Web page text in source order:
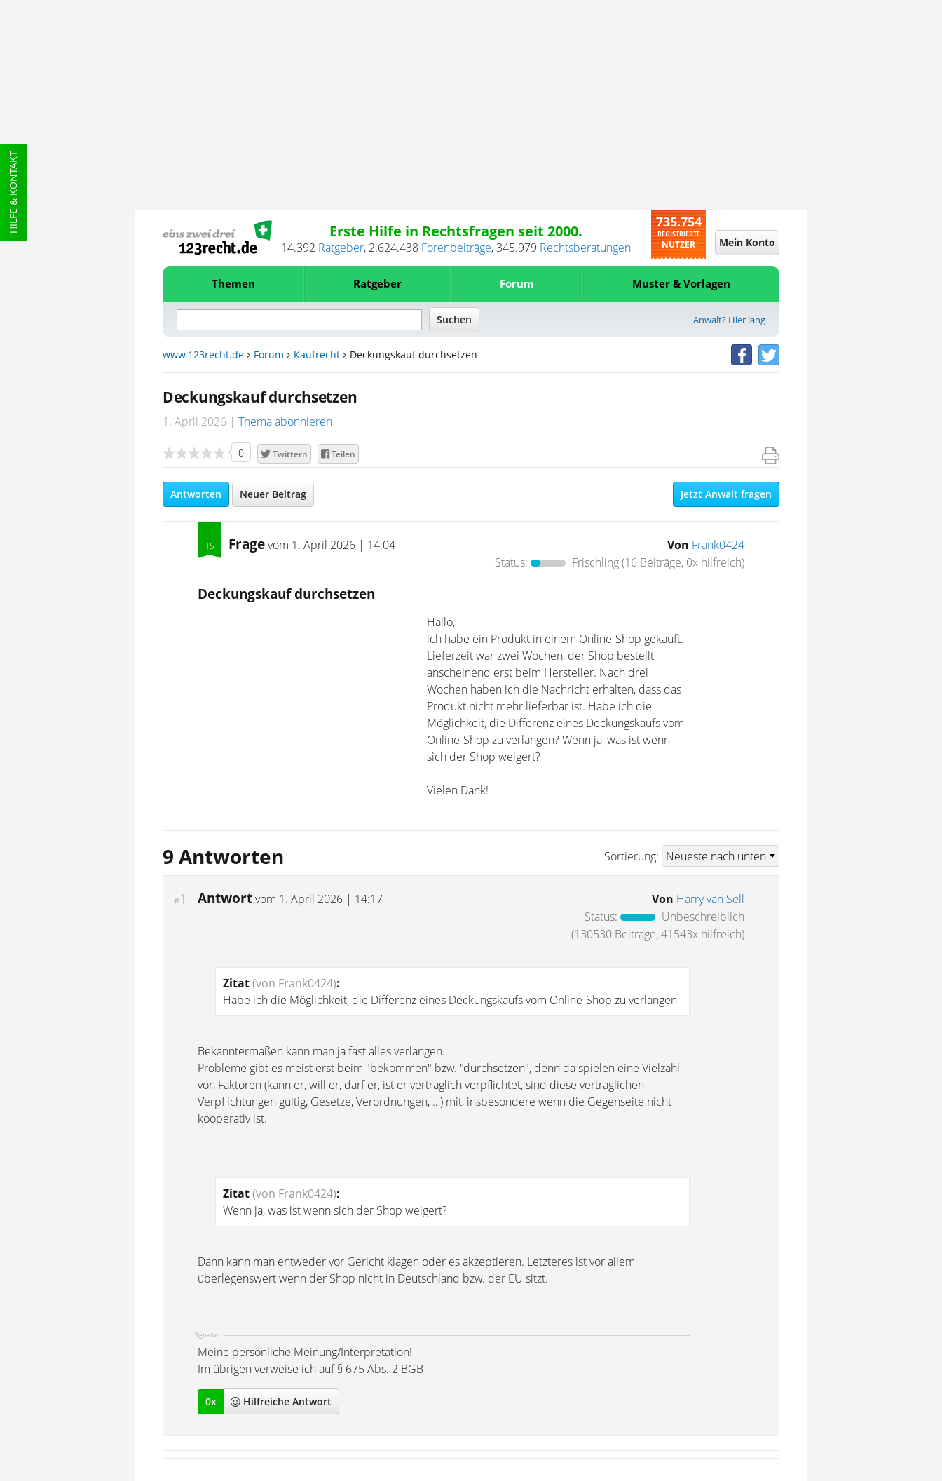
HILFE & KONTAKT Erste Hilfe in Rechtsfragen seit 2000.
14.392 Ratgeber, 2.624.438 Forenbeiträge,345.979 Rechtsberatungen
735.754
REGISTRIERTE
NUTZER Mein Konto
Themen Ratgeber Forum Muster & Vorlagen
Anwalt? Hier lang
www.123recht.de Forum Kaufrecht Deckungskauf durchsetzen
Deckungskauf durchsetzen
1. April 2026 Thema abonnieren
0 Twittern Teilen
Antworten Neuer Beitrag Jetzt Anwalt fragen
Fragevom 1. April 2026 | 14:04 Von Frank0424
Status:
Frischling(16 Beiträge, 0x hilfreich)
Deckungskauf durchsetzen
Hallo,
ich habe ein Produkt in einem Online-Shop gekauft.
Lieferzeit war zwei Wochen, der Shop bestellt
anscheinend erst beim Hersteller. Nach drei
Wochen haben ich die Nachricht erhalten, dass das
Produkt nicht mehr lieferbar ist. Habe ich die
Möglichkeit, die Differenz eines Deckungskaufs vom
Online-Shop zu verlangen? Wenn ja, was ist wenn
sich der Shop weigert?
Vielen Dank!
9 Antworten Sortierung:
#1 Antwortvom 1. April 2026 | 14:17 Von Harry van Sell
Status:
Unbeschreiblich
(130530 Beiträge, 41543x hilfreich)
Zitat(von Frank0424):
Habe ich die Möglichkeit, die Differenz eines Deckungskaufs vom Online-Shop zu verlangen
Bekanntermaßen kann man ja fast alles verlangen.
Probleme gibt es meist erst beim "bekommen" bzw. "durchsetzen", denn da spielen eine Vielzahl
von Faktoren (kann er, will er, darf er, ist er vertraglich verpflichtet, sind diese vertraglichen
Verpflichtungen gültig, Gesetze, Verordnungen, …) mit, insbesondere wenn die Gegenseite nicht
kooperativ ist.
Zitat(von Frank0424):
Wenn ja, was ist wenn sich der Shop weigert?
Dann kann man entweder vor Gericht klagen oder es akzeptieren. Letzteres ist vor allem
überlegenswert wenn der Shop nicht in Deutschland bzw. der EU sitzt.
Signatur:
Meine persönliche Meinung/Interpretation!
Im übrigen verweise ich auf § 675 Abs. 2 BGB
0x Hilfreiche Antwort